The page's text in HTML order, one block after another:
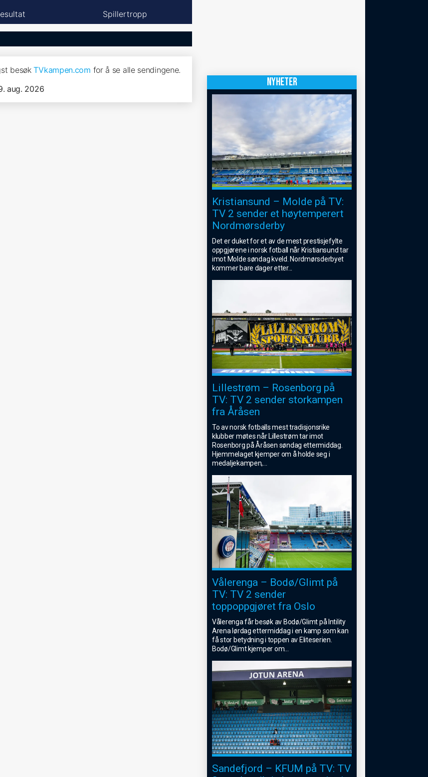
Spillertropp
besøkTVkampen.com for å se alle sendingene.
aug. 2026
NYHETER
Kristiansund – Molde på TV:
TV 2 sender et høytemperert
Nordmørsderby
Det er duket for et av de mest prestisjefylte
oppgjørene i norsk fotball når Kristiansund tar
imot Molde søndag kveld. Nordmørsderbyet
kommer bare dager etter...
Lillestrøm – Rosenborg på
TV: TV 2 sender storkampen
fra Åråsen
To av norsk fotballs mest tradisjonsrike
klubber møtes når Lillestrøm tar imot
Rosenborg på Åråsen søndag ettermiddag.
Hjemmelaget kjemper om å holde seg i
medaljekampen,
Vålerenga – Bodø/Glimt på
TV: TV 2 sender
toppoppgjøret fra Oslo
Vålerenga får besøk av Bodø/Glimt på Intility
Arena lørdag ettermiddag i en kamp som kan
få stor betydning i toppen av Eliteserien.
Bodø/Glimt kjemper om...
Sandefjord – KFUM på TV: TV